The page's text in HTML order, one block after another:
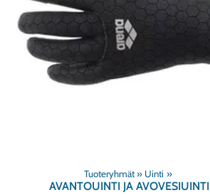
Tuoteryhmät‪» Uinti ‪»
AVANTOUINTI JA AVOVESIUINTI